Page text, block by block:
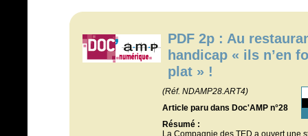
PDF 2p : Au
handicap « ils n’en
plat » !
(Réf. NDAMP28.ART4)
Article paru dans Doc'AMP n°28
Résumé :
La Compagnie des TED a ouvert une